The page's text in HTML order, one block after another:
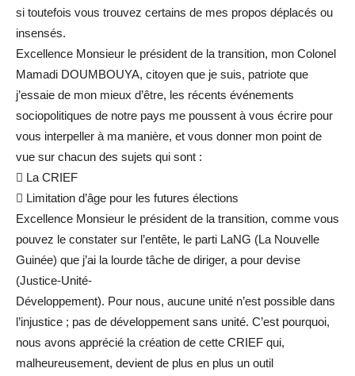
si toutefois vous trouvez certains de mes propos déplacés ou
insensés.
Excellence Monsieur le président de la transition, mon Colonel
Mamadi DOUMBOUYA, citoyen que je suis, patriote que
j’essaie de mon mieux d’être, les récents événements
sociopolitiques de notre pays me poussent à vous écrire pour
vous interpeller à ma manière, et vous donner mon point de
vue sur chacun des sujets qui sont :
 La CRIEF
 Limitation d’âge pour les futures élections
Excellence Monsieur le président de la transition, comme vous
pouvez le constater sur l’entête, le parti LaNG (La Nouvelle
Guinée) que j’ai la lourde tâche de diriger, a pour devise
(Justice-Unité-
Développement). Pour nous, aucune unité n’est possible dans
l’injustice ; pas de développement sans unité. C’est pourquoi,
nous avons apprécié la création de cette CRIEF qui,
malheureusement, devient de plus en plus un outil